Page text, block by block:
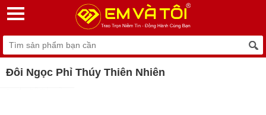
Đôi Ngọc Phỉ Thúy Thiên Nhiên